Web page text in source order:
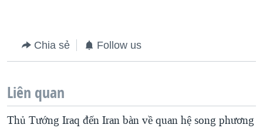
Chia sẻ Follow us
Liên quan
Thủ Tướng Iraq đến Iran bàn về quan hệ song phương